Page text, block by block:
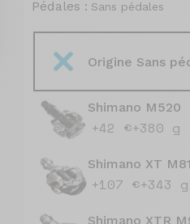
Pédales : Sans pédales
Origine Sans
Shimano M520
+42 €+380 g
Shimano XT
+107 €+343 g
Shimano XTR